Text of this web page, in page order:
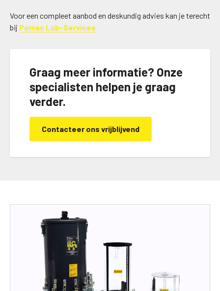
Voor een compleet aanbod en deskundig advies kan je terecht
bij Pomac Lub-Services
Graag meer informatie? Onze
specialisten helpen je graag
verder.
Contacteer ons vrijblijvend